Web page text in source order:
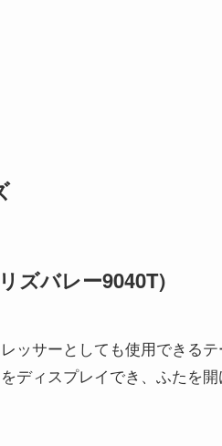
ズバレー9040T)
ッサーとしても使用できるテ
ディスプレイでき、ふたを